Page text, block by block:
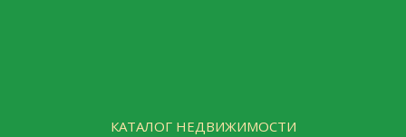
КАТАЛОГ НЕДВИЖИМОСТИ